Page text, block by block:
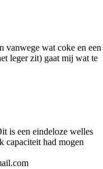
vanwege wat coke en een
leger zit) gaat mij wat te
is een eindeloze welles
capaciteit had mogen